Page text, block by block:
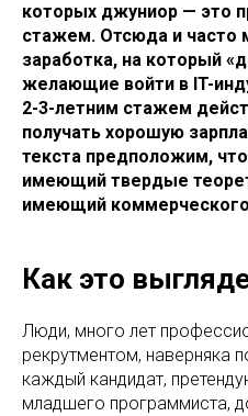
которых джуниор — это
стажем. Отсюда и часто
заработка, на который
желающие войти в IT-
2-3-летним стажем
получать хорошую
текста предположим,
имеющий твердые
имеющий
Как это
Люди, много лет
рекрутментом, наверняка
каждый кандидат,
младшего программиста,